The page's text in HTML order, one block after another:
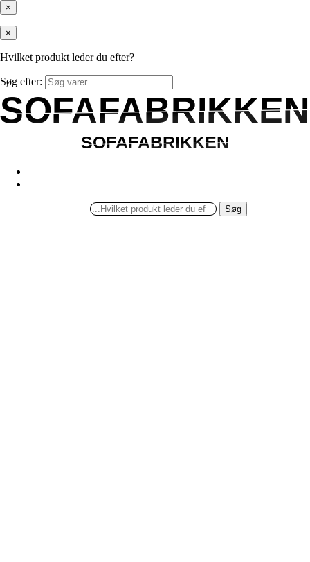
×
×
Hvilket produkt leder du efter?
Søg efter:
SOFAFABRIKKEN
SOFAFABRIKKEN
SOFAFABRIKKEN
Søg